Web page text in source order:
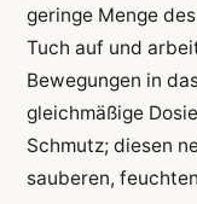
geringe Menge
Tuch auf und
Bewegungen in
gleichmäßige
Schmutz; diesen
sauberen,